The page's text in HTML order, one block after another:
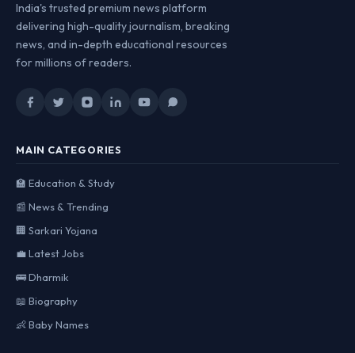
India's trusted premium news platform
delivering high-quality journalism, breaking
news, and in-depth educational resources
for millions of readers.
MAIN CATEGORIES
🏫 Education & Study
📰 News & Trending
🏢 Sarkari Yojana
💼 Latest Jobs
🚌 Dharmik
📖 Biography
👶 Baby Names